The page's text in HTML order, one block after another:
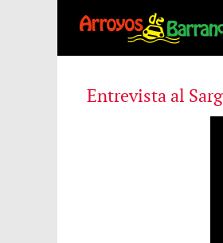
Entrevista al